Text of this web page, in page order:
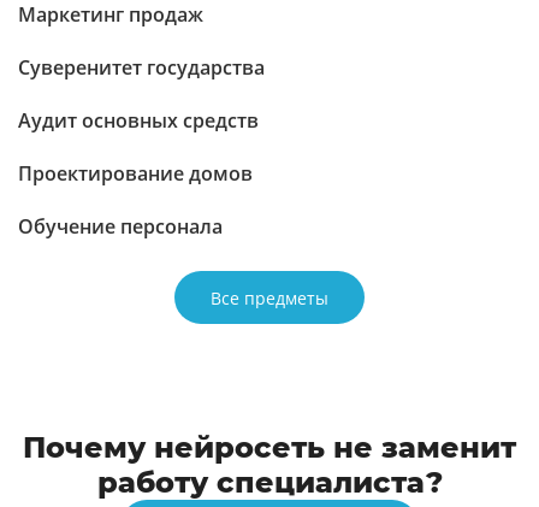
Маркетинг продаж
Суверенитет государства
Аудит основных средств
Проектирование домов
Обучение персонала
Все предметы
Почему нейросеть не заменит
работу специалиста?